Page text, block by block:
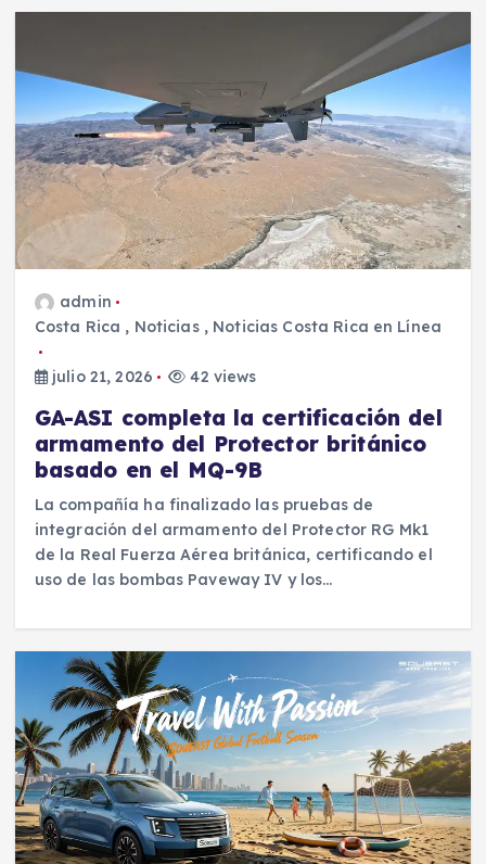
admin
Costa Rica , Noticias, Noticias Costa Rica en Línea
julio 21, 2026 42 views
GA-ASI completa la certificación del
armamento del Protector británico
basado en el MQ-9B
La compañía ha finalizado las pruebas de
integración del armamento del Protector RG Mk1
de la Real Fuerza Aérea británica, certificando el
uso de las bombas Paveway IV y los…